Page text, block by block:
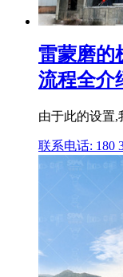
雷蒙磨的
流程全介
由于此的设置,
联系电话: 180